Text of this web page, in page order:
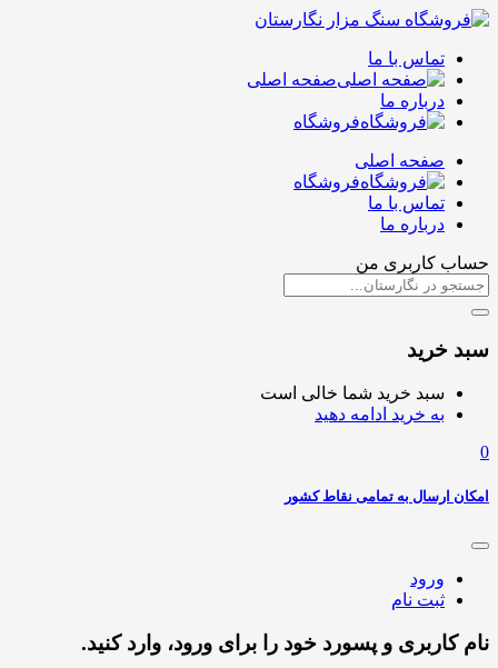
تماس با ما
صفحه اصلی
درباره ما
فروشگاه
صفحه اصلی
فروشگاه
تماس با ما
درباره ما
حساب کاربری من
سبد خرید
سبد خرید شما خالی است
به خرید ادامه دهید
0
امکان ارسال به تمامی نقاط کشور
ورود
ثبت نام
نام کاربری و پسورد خود را برای ورود، وارد کنید.